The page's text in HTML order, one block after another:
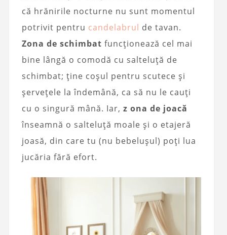
că hrănirile nocturne nu sunt momentul
potrivit pentru candelabrul de tavan.
Zona de schimbat funcționează cel mai
bine lângă o comodă cu salteluță de
schimbat; ține coșul pentru scutece și
șervețele la îndemână, ca să nu le cauți
cu o singură mână. Iar, z ona de joacă
înseamnă o salteluță moale și o etajeră
joasă, din care tu (nu bebelușul) poți lua
jucăria fără efort.